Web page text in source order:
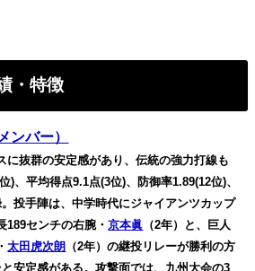
・特徴
ンバー）
に抜群の安定感があり、伝統の強力打線も
)、平均得点9.1点(3位)、防御率1.89(12位)、
投手陣は、中学時代にジャイアンツカップ
189センチの右腕・京本眞 （2年）と、巨人
太田虎次朗
（2年）の継投リレーが勝利の方
安定感がある。攻撃面では、九州大会の3